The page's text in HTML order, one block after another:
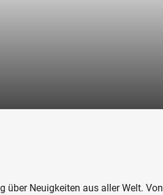
über Neuigkeiten aus aller Welt. Von